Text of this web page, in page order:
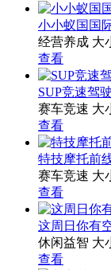
小小蚁国国
经营养成 大
查看
SUP竞速驾
赛车竞速 大
查看
特技摩托前
赛车竞速 大
查看
这周日你有
休闲益智 大
查看